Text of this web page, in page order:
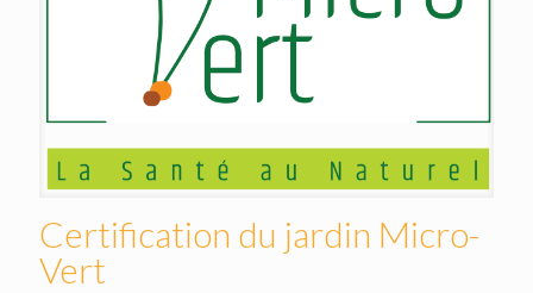
Certification du jardin Micro-
Vert